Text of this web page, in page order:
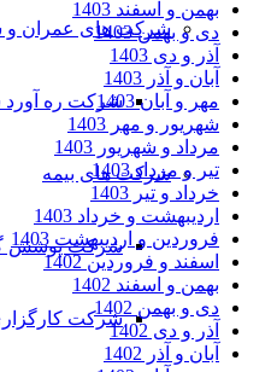
شرکت های عمران و
شرکت ره آورد
شرکت های بیمه
شرکت پوشش
شرکت
بهمن و اسفند 1403
دی و بهمن 1403
آذر و دی 1403
آبان و آذر 1403
مهر و آبان 1403
شهریور و مهر 1403
مرداد و شهریور 1403
تیر و مرداد 1403
خرداد و تیر 1403
اردیبهشت و خرداد 1403
فروردین و اردیبهشت 1403
اسفند و فروردین 1402
بهمن و اسفند 1402
دی و بهمن 1402
آذر و دی 1402
آبان و آذر 1402